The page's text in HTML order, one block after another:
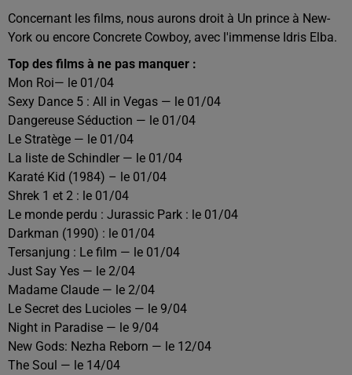
Concernant les films, nous aurons droit à Un prince à New-
York ou encore Concrete Cowboy, avec l'immense Idris Elba.
Top des films à ne pas manquer :
Mon Roi— le 01/04
Sexy Dance 5 : All in Vegas — le 01/04
Dangereuse Séduction — le 01/04
Le Stratège — le 01/04
La liste de Schindler — le 01/04
Karaté Kid (1984) – le 01/04
Shrek 1 et 2 : le 01/04
Le monde perdu : Jurassic Park : le 01/04
Darkman (1990) : le 01/04
Tersanjung : Le film — le 01/04
Just Say Yes — le 2/04
Madame Claude — le 2/04
Le Secret des Lucioles — le 9/04
Night in Paradise — le 9/04
New Gods: Nezha Reborn — le 12/04
The Soul — le 14/04